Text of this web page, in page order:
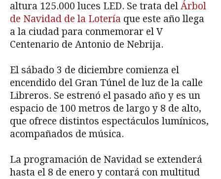
altura 125.000 luces LED. Se trata del Árbol
de Navidad de la Lotería que este año llega
a la ciudad para conmemorar el V
Centenario de Antonio de Nebrija.
El sábado 3 de diciembre comienza el
encendido del Gran Túnel de luz de la calle
Libreros. Se estrenó el pasado año y es un
espacio de 100 metros de largo y 8 de alto,
que ofrece distintos espectáculos lumínicos,
acompañados de música.
La programación de Navidad se extenderá
hasta el 8 de enero y contará con multitud